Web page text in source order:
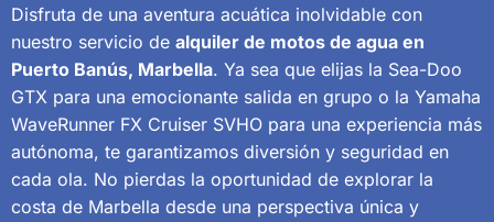
Disfruta de una aventura acuática inolvidable con
nuestro servicio de alquiler de motos de agua en
Puerto Banús, Marbella. Ya sea que elijas la Sea-Doo
GTX para una emocionante salida en grupo o la Yamaha
WaveRunner FX Cruiser SVHO para una experiencia más
autónoma, te garantizamos diversión y seguridad en
cada ola. No pierdas la oportunidad de explorar la
costa de Marbella desde una perspectiva única y